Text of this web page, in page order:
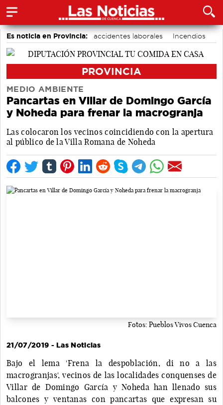
Es noticia en Provincia: accidentes laborales
Incendios
Medio Ambiente
PROVINCIA
MEDIO AMBIENTE
Pancartas en Villar de Domingo García
y Noheda para frenar la macrogranja
Las colocaron los vecinos coincidiendo con la apertura
al público de la Villa Romana de Noheda
Fotos: Pueblos Vivos Cuenca
21/07/2019 - Las Noticias
Bajo el lema 'Frena la despoblación, di no a las
macrogranjas', vecinos de las localidades conquenses de
Villar de Domingo García y Noheda han llenado sus
balcones y ventanas con pancartas que expresan su